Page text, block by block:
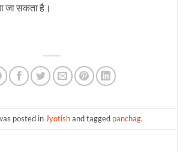
जा सकता है।
posted inJyotishand tagged panchag.